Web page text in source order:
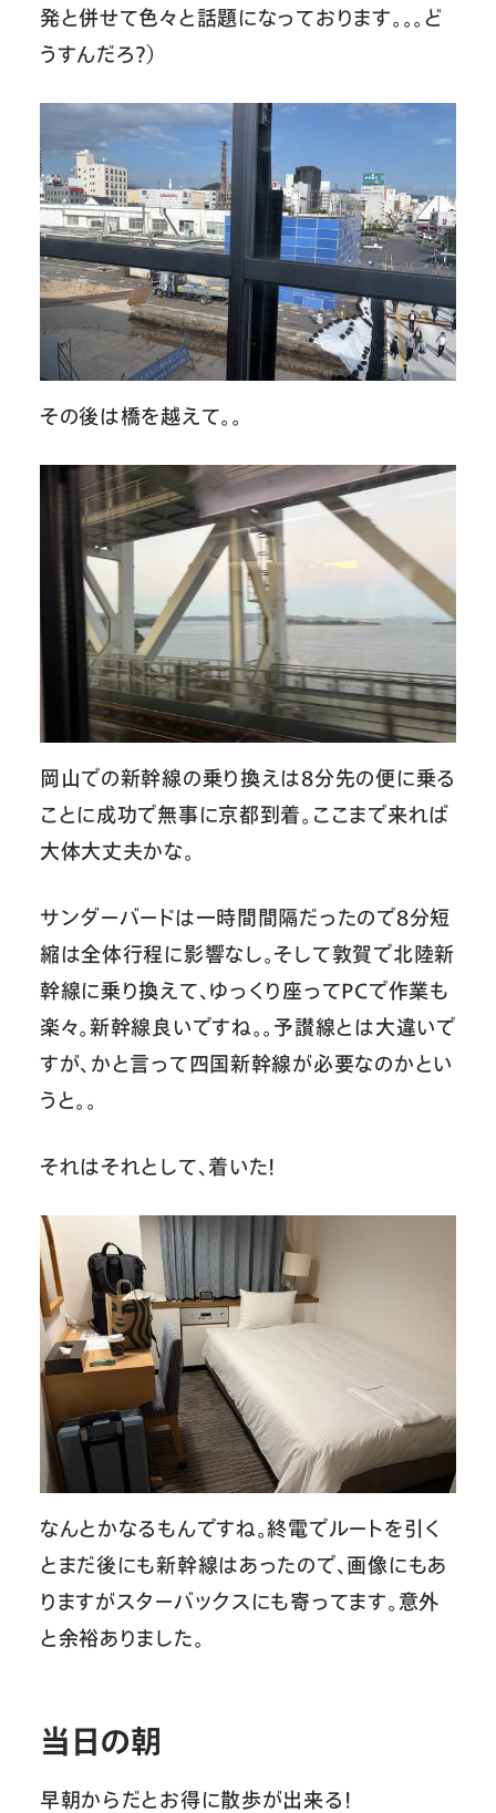
発と併せて色々と話題になっております。。。ど
うすんだろ？）
その後は橋を越えて。。
岡山での新幹線の乗り換えは8分先の便に乗る
ことに成功で無事に京都到着。ここまで来れば
大体大丈夫かな。
サンダーバードは一時間間隔だったので8分短
縮は全体行程に影響なし。そして敦賀で北陸新
幹線に乗り換えて、ゆっくり座ってPCで作業も
楽々。新幹線良いですね。。予讃線とは大違いで
すが、かと言って四国新幹線が必要なのかとい
うと。。
それはそれとして、着いた！
なんとかなるもんですね。終電でルートを引く
とまだ後にも新幹線はあったので、画像にもあ
りますがスターバックスにも寄ってます。意外
と余裕ありました。
当日の朝
早朝からだとお得に散歩が出来る！